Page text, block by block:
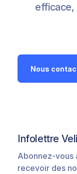
efficace,
Nous
Infolettre
Abonnez-vous
recevoir des